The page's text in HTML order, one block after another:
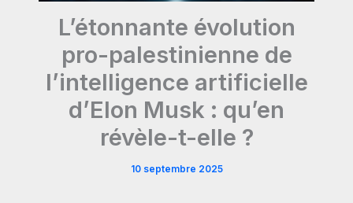
L’étonnante évolution
pro-palestinienne de
l’intelligence artificielle
d’Elon Musk : qu’en
révèle-t-elle ?
10 septembre 2025